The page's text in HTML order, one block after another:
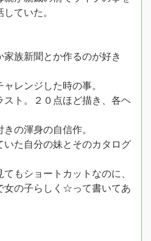
ていた。
族新聞とか作るのが好き
レンジした時の事。
スト。２０点ほど描き、各ヘ
の渾身の自信作。
いた自分の妹とそのカタログ
てもショートカットなのに、
女の子らしく☆って書いてあ